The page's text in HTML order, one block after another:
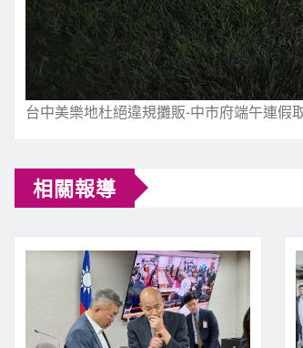
台中美樂地杜絕違規攤販-中市府端午連假
相關報導